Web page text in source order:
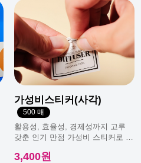
가성비스티커(사각)
500 매
활용성, 효율성, 경제성까지 고루
갖춘 인기 만점 가성비 스티커로 일
3,400원